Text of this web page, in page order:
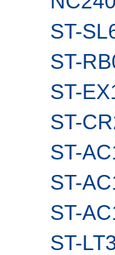
ST-
ST-
ST-
ST-
ST-
ST-
ST-
ST-